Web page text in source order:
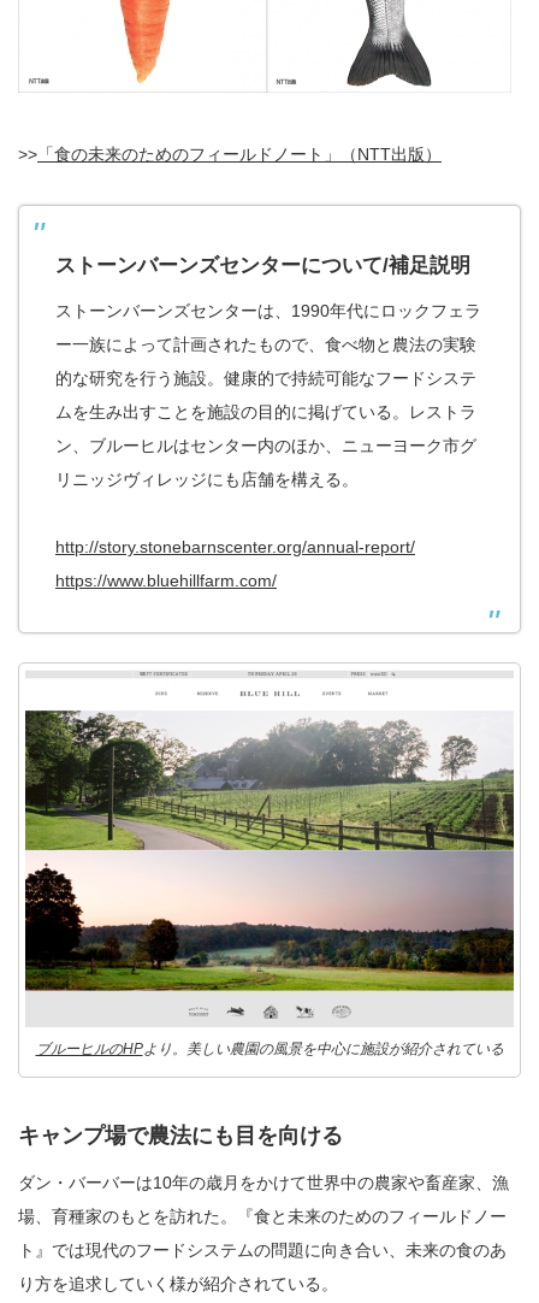
>> 「食の未来のためのフィールドノート」（NTT出版）
ストーンバーンズセンターについて/補足説明
ストーンバーンズセンターは、1990年代にロックフェラ
ー一族によって計画されたもので、食べ物と農法の実験
的な研究を行う施設。健康的で持続可能なフードシステ
ムを生み出すことを施設の目的に掲げている。レストラ
ン、ブルーヒルはセンター内のほか、ニューヨーク市グ
リニッジヴィレッジにも店舗を構える。
http://story.stonebarnscenter.org/annual-report/
https://www.bluehillfarm.com/
ブルーヒルのHPより。美しい農園の風景を中心に施設が紹介されている
キャンプ場で農法にも目を向ける
ダン・バーバーは10年の歳月をかけて世界中の農家や畜産家、漁
場、育種家のもとを訪れた。『食と未来のためのフィールドノー
ト』では現代のフードシステムの問題に向き合い、未来の食のあ
り方を追求していく様が紹介されている。